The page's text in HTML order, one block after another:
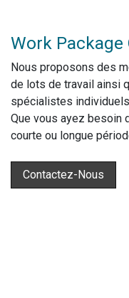
Work
Nous proposons des
de lots de travail ainsi
spécialistes
Que vous ayez besoin
courte ou longue
Contactez-Nous